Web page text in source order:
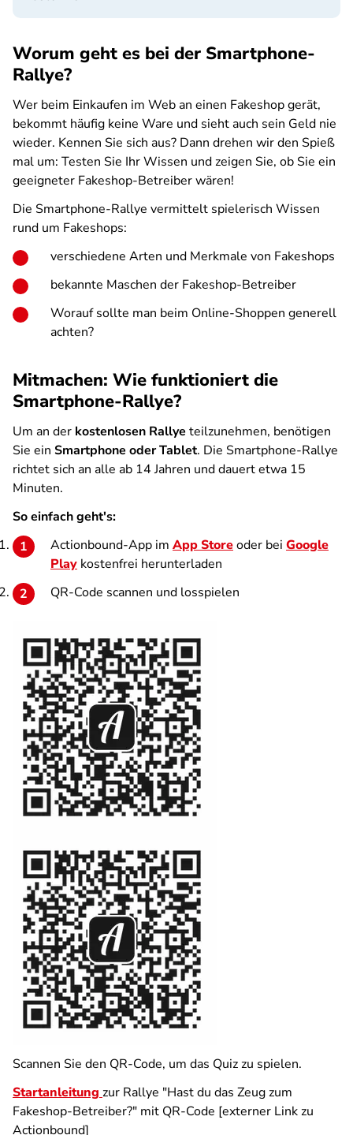
Worum geht es bei der Smartphone-
Rallye?
Wer beim Einkaufen im Web an einen Fakeshop gerät,
bekommt häufig keine Ware und sieht auch sein Geld nie
wieder. Kennen Sie sich aus? Dann drehen wir den Spieß
mal um: Testen Sie Ihr Wissen und zeigen Sie, ob Sie ein
geeigneter Fakeshop-Betreiber wären!
Die Smartphone-Rallye vermittelt spielerisch Wissen
rund um Fakeshops:
verschiedene Arten und Merkmale von Fakeshops
bekannte Maschen der Fakeshop-Betreiber
Worauf sollte man beim Online-Shoppen generell
achten?
Mitmachen: Wie funktioniert die
Smartphone-Rallye?
Um an der kostenlosen Rallye teilzunehmen, benötigen
Sie ein Smartphone oder Tablet. Die Smartphone-Rallye
richtet sich an alle ab 14 Jahren und dauert etwa 15
Minuten.
So einfach geht's:
Actionbound-App im App Storeoder bei Google
Play kostenfrei herunterladen
QR-Code scannen und losspielen
Scannen Sie den QR-Code, um das Quiz zu spielen.
Startanleitung zur Rallye "Hast du das Zeug zum
Fakeshop-Betreiber?" mit QR-Code [externer Link zu
Actionbound]